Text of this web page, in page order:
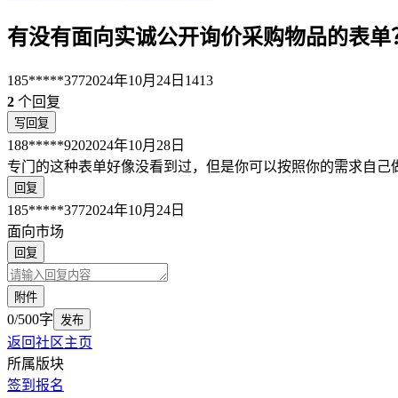
有没有面向实诚公开询价采购物品的表单
185*****3772024年10月24日 1413
2 个回复
写回复
188*****9202024年10月28日
专门的这种表单好像没看到过，但是你可以按照你的需求自己
回复
185*****3772024年10月24日
面向市场
回复
附件
0/500字 发布
返回社区主页
所属版块
签到报名